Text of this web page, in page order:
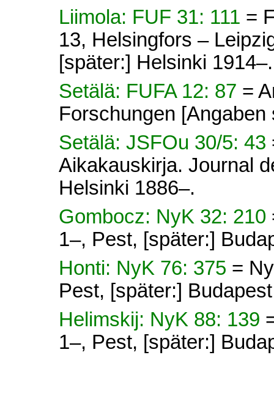
Liimola: FUF 31: 111 =
13, Helsingfors –
[später:] Helsinki 1914–.
Setälä: FUFA 12: 87 =
Forschungen [Angaben
Setälä: JSFOu 30/5: 43
Aikakauskirja. Journal
Helsinki 1886–.
Gombocz: NyK 32: 210
1–, Pest, [später:]
Honti: NyK 76: 375 =
Pest, [später:]
Helimskij: NyK 88: 139
1–, Pest, [später:]